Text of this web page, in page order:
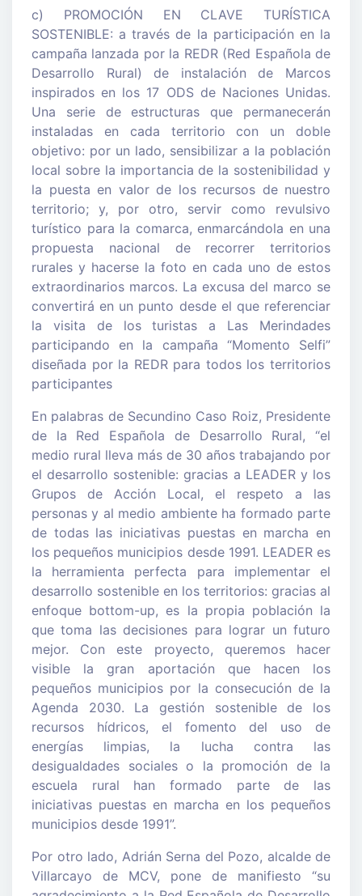
c) PROMOCIÓN EN CLAVE TURÍSTICA
SOSTENIBLE: a través de la participación en la
campaña lanzada por la REDR (Red Española de
Desarrollo Rural) de instalación de Marcos
inspirados en los 17 ODS de Naciones Unidas.
Una serie de estructuras que permanecerán
instaladas en cada territorio con un doble
objetivo: por un lado, sensibilizar a la población
local sobre la importancia de la sostenibilidad y
la puesta en valor de los recursos de nuestro
territorio; y, por otro, servir como revulsivo
turístico para la comarca, enmarcándola en una
propuesta nacional de recorrer territorios
rurales y hacerse la foto en cada uno de estos
extraordinarios marcos. La excusa del marco se
convertirá en un punto desde el que referenciar
la visita de los turistas a Las Merindades
participando en la campaña “Momento Selfi”
diseñada por la REDR para todos los territorios
participantes
En palabras de Secundino Caso Roiz, Presidente
de la Red Española de Desarrollo Rural, “el
medio rural lleva más de 30 años trabajando por
el desarrollo sostenible: gracias a LEADER y los
Grupos de Acción Local, el respeto a las
personas y al medio ambiente ha formado parte
de todas las iniciativas puestas en marcha en
los pequeños municipios desde 1991. LEADER es
la herramienta perfecta para implementar el
desarrollo sostenible en los territorios: gracias al
enfoque bottom-up, es la propia población la
que toma las decisiones para lograr un futuro
mejor. Con este proyecto, queremos hacer
visible la gran aportación que hacen los
pequeños municipios por la consecución de la
Agenda 2030. La gestión sostenible de los
recursos hídricos, el fomento del uso de
energías limpias, la lucha contra las
desigualdades sociales o la promoción de la
escuela rural han formado parte de las
iniciativas puestas en marcha en los pequeños
municipios desde 1991”.
Por otro lado, Adrián Serna del Pozo, alcalde de
Villarcayo de MCV, pone de manifiesto “su